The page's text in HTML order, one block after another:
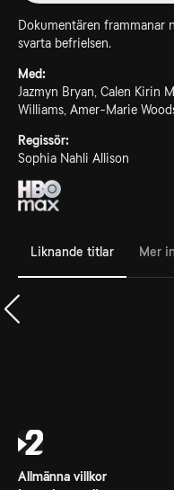
Dokumentären frammanar
svarta befrielsen.
Med:
Jazmyn Bryan, Calen Kirin
Williams, Amer-Marie
Regissör:
Sophia Nahli Allison
Liknande titlar Mer
Allmänna villkor